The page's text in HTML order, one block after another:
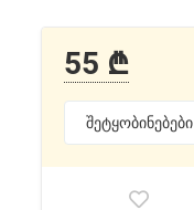
55 ₾
შეტყობინებები